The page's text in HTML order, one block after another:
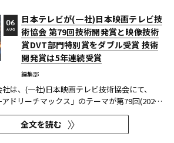
日本テレビが(一社)日本映画テレビ技
術協会 第79回技術開発賞と映像技術
賞DVT部門特別賞をダブル受賞 技術
開発賞は5年連続受賞
編集部
06
AUG
は、(一社)日本映画テレビ技術協会にて、
アドリーチマックス」のテーマが第79回(2025
巫女忍者」が映像技術賞 DVT(デジタルビ
を受賞したことを発表した。技術開発賞部門
の受賞となる。 この賞は毎年、放送に関連
全文を読む